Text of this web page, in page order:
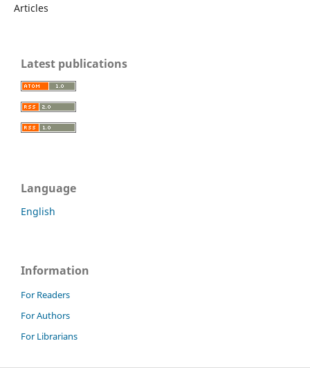
Articles
Latest publications
Language
English
Information
For Readers
For Authors
For Librarians